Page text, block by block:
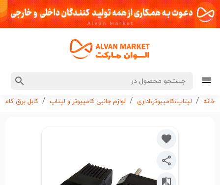
خانه لپتاپ،کامپیوتر،اداری لوازم جانبی کامپیوتر و لپتاپ کابل برق